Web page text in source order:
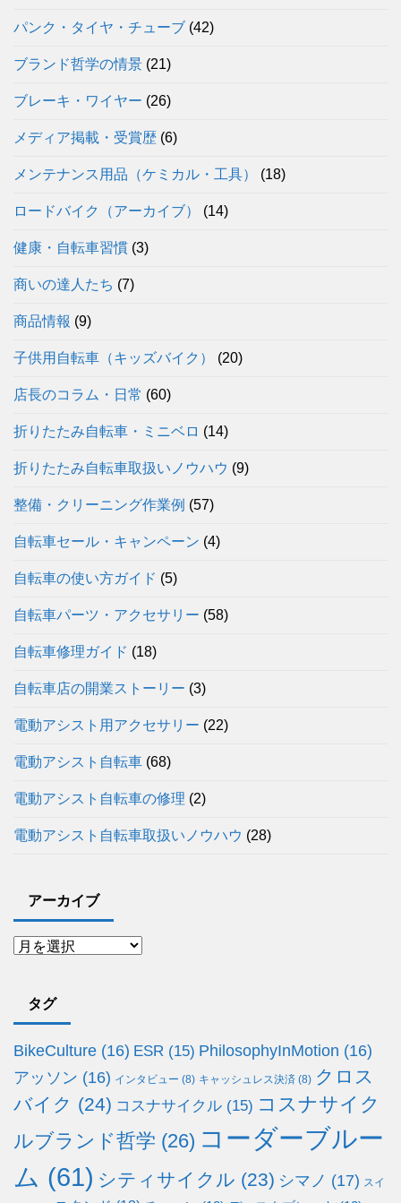
パンク・タイヤ・チューブ (42)
ブランド哲学の情景 (21)
ブレーキ・ワイヤー (26)
メディア掲載・受賞歴 (6)
メンテナンス用品（ケミカル・工具） (18)
ロードバイク（アーカイブ） (14)
健康・自転車習慣 (3)
商いの達人たち (7)
商品情報 (9)
子供用自転車（キッズバイク） (20)
店長のコラム・日常 (60)
折りたたみ自転車・ミニベロ (14)
折りたたみ自転車取扱いノウハウ (9)
整備・クリーニング作業例 (57)
自転車セール・キャンペーン (4)
自転車の使い方ガイド (5)
自転車パーツ・アクセサリー (58)
自転車修理ガイド (18)
自転車店の開業ストーリー (3)
電動アシスト用アクセサリー (22)
電動アシスト自転車 (68)
電動アシスト自転車の修理 (2)
電動アシスト自転車取扱いノウハウ (28)
アーカイブ
タグ
BikeCulture (16) ESR (15) PhilosophyInMotion (16)
アッソン (16) インタビュー (8) キャッシュレス決済 (8) クロス
バイク (24) コスナサイクル (15) コスナサイク
ルブランド哲学 (26) コーダーブルー
ム (61) シティサイクル (23) シマノ (17) スイ